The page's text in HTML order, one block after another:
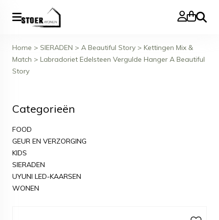
Zoeken
Home > SIERADEN > A Beautiful Story > Kettingen Mix &
Match > Labradoriet Edelsteen Vergulde Hanger A Beautiful
Story
Categorieën
FOOD
GEUR EN VERZORGING
KIDS
SIERADEN
UYUNI LED-KAARSEN
WONEN